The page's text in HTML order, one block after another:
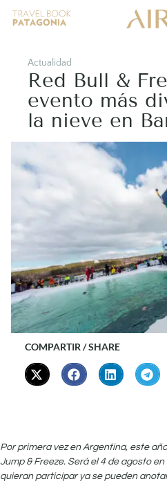
Actualidad
Red Bull &
evento más
la nieve en
COMPARTIR / SHARE
Por primera vez en Argentina, este
Jump & Freeze. Será el 4 de agosto
quieran participar ya se pueden